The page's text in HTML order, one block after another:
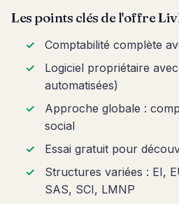
Les points clés de l'offre
Comptabilité complète
Logiciel propriétaire
automatisées)
Approche globale :
social
Essai gratuit pour
Structures variées : EI,
SAS, SCI, LMNP